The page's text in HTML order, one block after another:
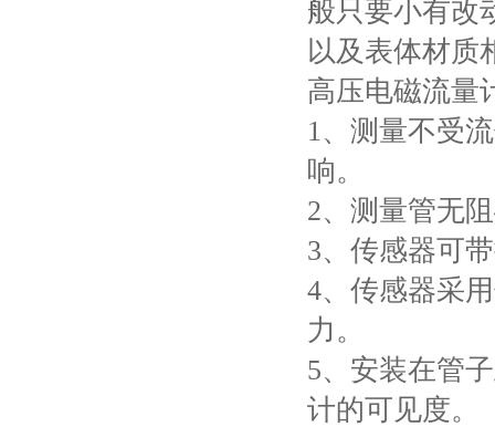
般只要小有改
以及表体材质
高压电磁流量
1、测量不受
响。
2、测量管无
3、传感器可
4、传感器采
力。
5、安装在管
计的可见度。